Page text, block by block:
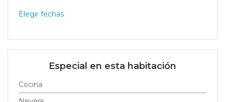
Elegir fechas
Especial en esta habitación
Cocina